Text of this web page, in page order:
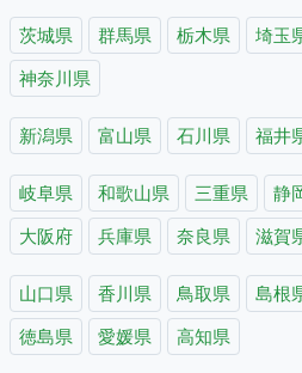
茨城県 群馬県 栃木県 埼玉
神奈川県
新潟県 富山県 石川県 福井
岐阜県 和歌山県 三重県 静
大阪府
兵庫県 奈良県 滋賀
山口県 香川県 鳥取県 島根
徳島県
愛媛県 高知県